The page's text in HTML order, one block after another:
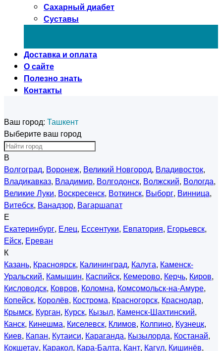
Сахарный диабет
Суставы
Доставка и оплата
О сайте
Полезно знать
Контакты
Ваш город: Ташкент
Выберите ваш город
В
Волгоград, Воронеж, Великий Новгород, Владивосток,
Владикавказ, Владимир, Волгодонск, Волжский, Вологда,
Великие Луки, Воскресенск, Воткинск, Выборг, Винница,
Витебск, Ванадзор, Вагаршапат
Е
Екатеринбург, Елец, Ессентуки, Евпатория, Егорьевск,
Ейск, Ереван
К
Казань, Красноярск, Калининград, Калуга, Каменск-
Уральский, Камышин, Каспийск, Кемерово, Керчь, Киров,
Кисловодск, Ковров, Коломна, Комсомольск-на-Амуре,
Копейск, Королёв, Кострома, Красногорск, Краснодар,
Крымск, Курган, Курск, Кызыл, Каменск-Шахтинский,
Канск, Кинешма, Киселевск, Климов, Колпино, Кузнецк,
Киев, Капан, Кутаиси, Караганда, Кызылорда, Костанай,
Кокшетау, Каракол, Кара-Балта, Кант, Кагул, Кишинёв,